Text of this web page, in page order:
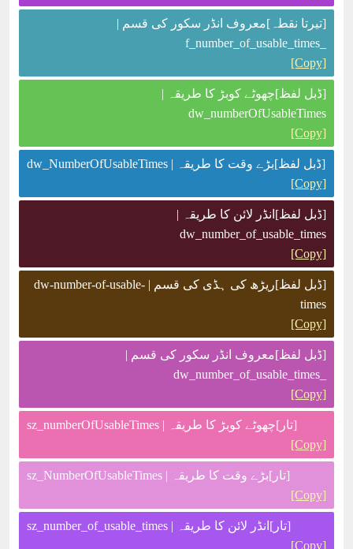
[تیرتا نقطہ]معروف انڈر سکور کی قسم |
_f_number_of_usable_times
[Copy]
[ڈبل لفظ]چھوٹے کوبڑ کا طریقہ |
dw_numberOfUsableTimes
[Copy]
[ڈبل لفظ]بڑے وقت کا طریقہ | dw_NumberOfUsableTimes
[Copy]
[ڈبل لفظ]انڈر لائن کا طریقہ |
dw_number_of_usable_times
[Copy]
[ڈبل لفظ]ریڑھ کی ہڈی کی قسم | dw-number-of-usable-
times
[Copy]
[ڈبل لفظ]معروف انڈر سکور کی قسم |
_dw_number_of_usable_times
[Copy]
[تار]چھوٹے کوبڑ کا طریقہ | sz_numberOfUsableTimes
[Copy]
[تار]بڑے وقت کا طریقہ | sz_NumberOfUsableTimes
[Copy]
[تار]انڈر لائن کا طریقہ | sz_number_of_usable_times
[Copy]